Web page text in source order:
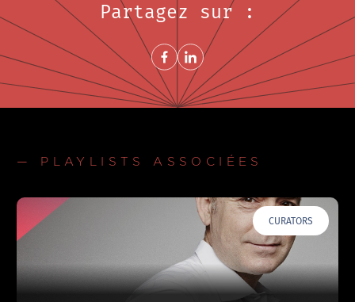
Partagez sur :
Share on FacebookNouvelle fenêtre
Share on LinkedInNouvelle fenêtre
— PLAYLISTS ASSOCIÉES
CURATORS